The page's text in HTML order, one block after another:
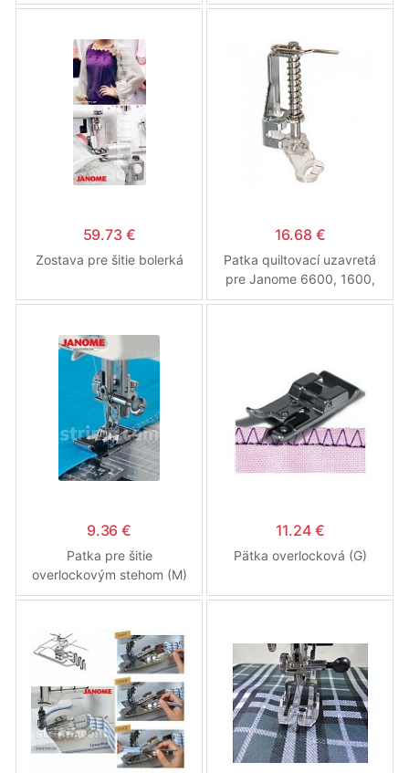
59.73 €
Zostava pre šitie bolerká
16.68 €
Patka quiltovací uzavretá
pre Janome 6600, 1600,
7700
9.36 €
Patka pre šitie
overlockovým stehom (M)
11.24 €
Pätka overlocková (G)